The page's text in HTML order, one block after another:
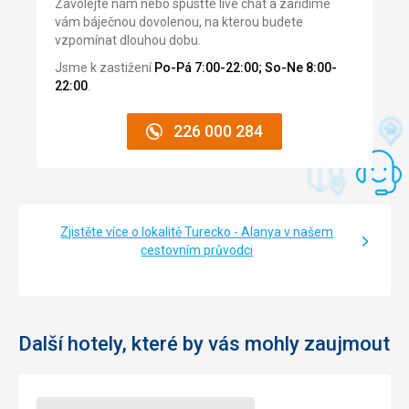
Cena
Zavolejte nám nebo spusťte live chat a zařídíme
vám báječnou dovolenou, na kterou budete
vzpomínat dlouhou dobu.
Jsme k zastižení Po-Pá 7:00-22:00; So-Ne 8:00-
22:00.
226 000 284
Zjistěte více o lokalitě Turecko - Alanya v našem
cestovním průvodci
Další hotely, které by vás mohly zaujmout